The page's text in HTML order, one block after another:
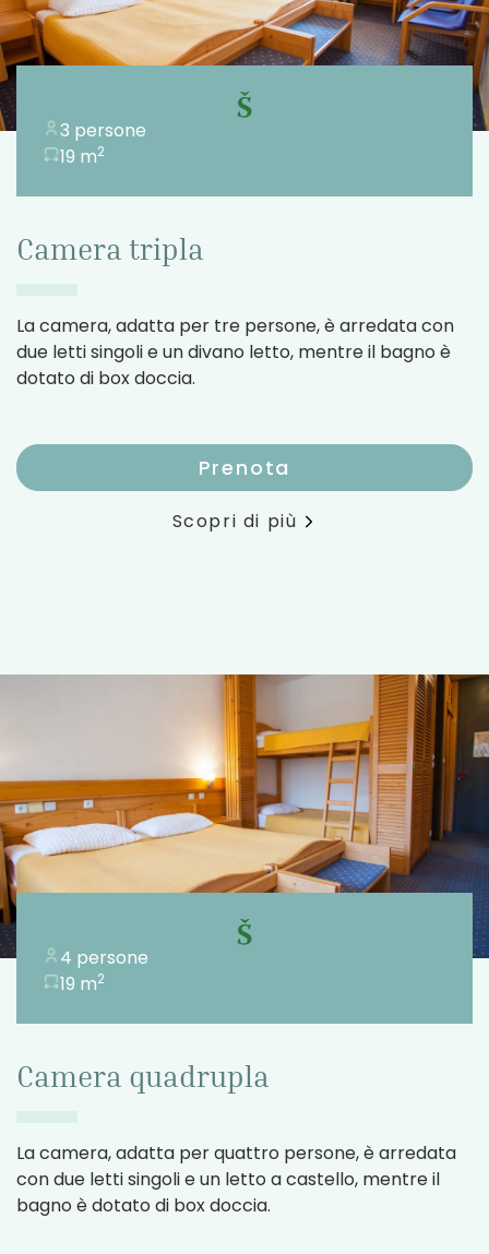
3 persone
19 m2
Camera tripla
La camera, adatta per tre persone, è arredata con
due letti singoli e un divano letto, mentre il bagno è
dotato di box doccia.
Prenota
Scopri di più
4 persone
19 m2
Camera quadrupla
La camera, adatta per quattro persone, è arredata
con due letti singoli e un letto a castello, mentre il
bagno è dotato di box doccia.